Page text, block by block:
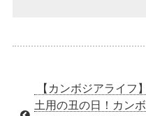
【カンボジアライフ】
土用の丑の日！カンボ